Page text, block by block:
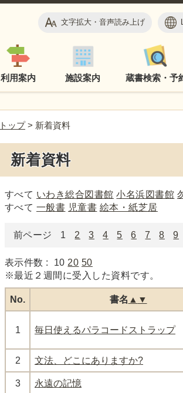
文字拡大・音声読み上げ
利用案内 施設案内 蔵書検索・予
トップ> 新着資料
新着資料
すべて いわき総合図書館 小名浜図書館
すべて 一般書 児童書 絵本・紙芝居
前ページ 1 2 3 4 5 6 7 8 9
表示件数 : 10 20 50
※最近２週間に受入した資料です。
No. 書名 ▲ ▼
1 毎日使えるパラコードストラップ
2 文法、どこにありますか?
3 永遠の記憶